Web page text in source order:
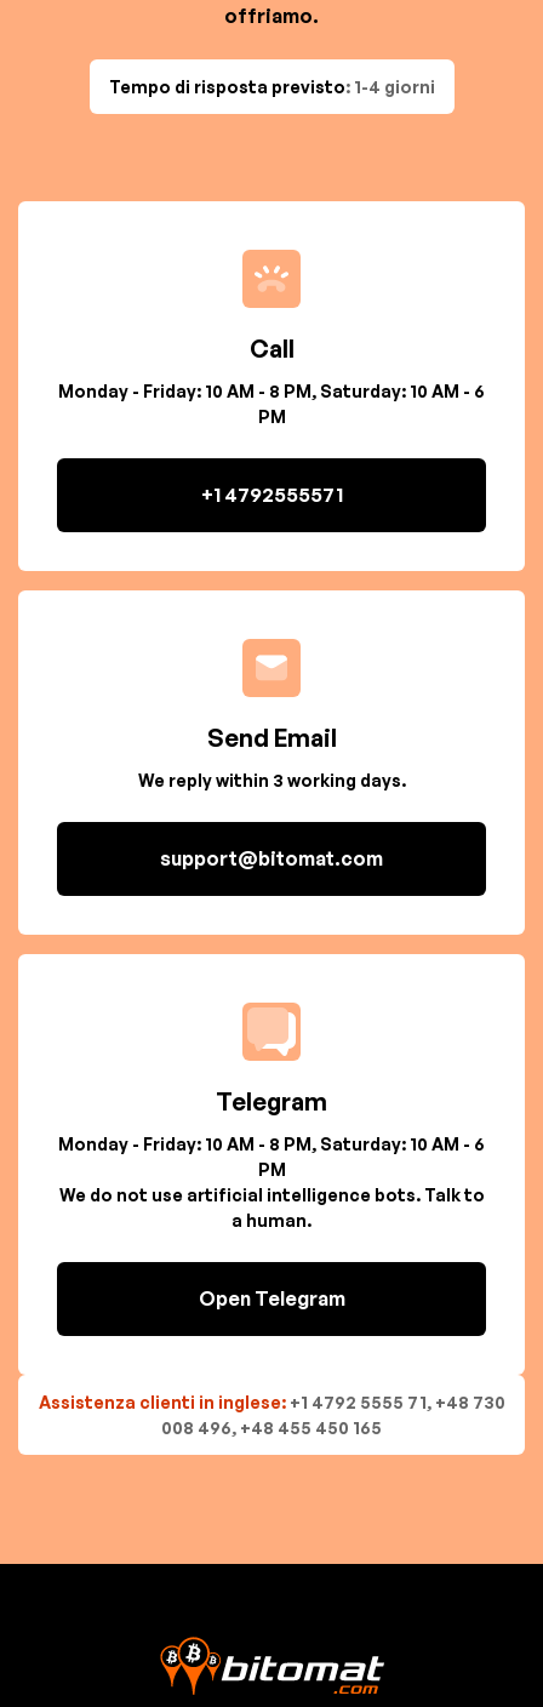
offriamo.
Tempo di risposta previsto: 1-4 giorni
Call
Monday - Friday: 10 AM - 8 PM, Saturday: 10 AM - 6
PM
+1 4792555571
Send Email
We reply within 3 working days.
support@bitomat.com
Telegram
Monday - Friday: 10 AM - 8 PM, Saturday: 10 AM - 6
PM
We do not use artificial intelligence bots. Talk to
a human.
Open Telegram
Assistenza clienti in inglese: +1 4792 5555 71, +48 730
008 496, +48 455 450 165